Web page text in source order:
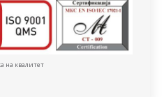
на квалитет